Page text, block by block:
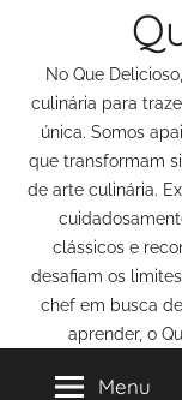
conteúdo
No Que
culinária para
única. Somos
que transformam
de arte culinária.
clássicos e
desafiam os
chef em busca
aprender, o
Menu